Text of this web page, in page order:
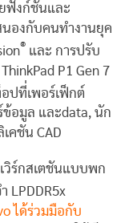
ฟังก์ชันและ
องกับคนทำงานยุค
® และ การปรับ
P1 Gen 7
ปที่เพอร์เฟ็กต์
ข้อมูล และdata, นัก
คชัน CAD
วิร์กสเตชันแบบพก
LPDDR5x
ได้ร่วมมือกับ